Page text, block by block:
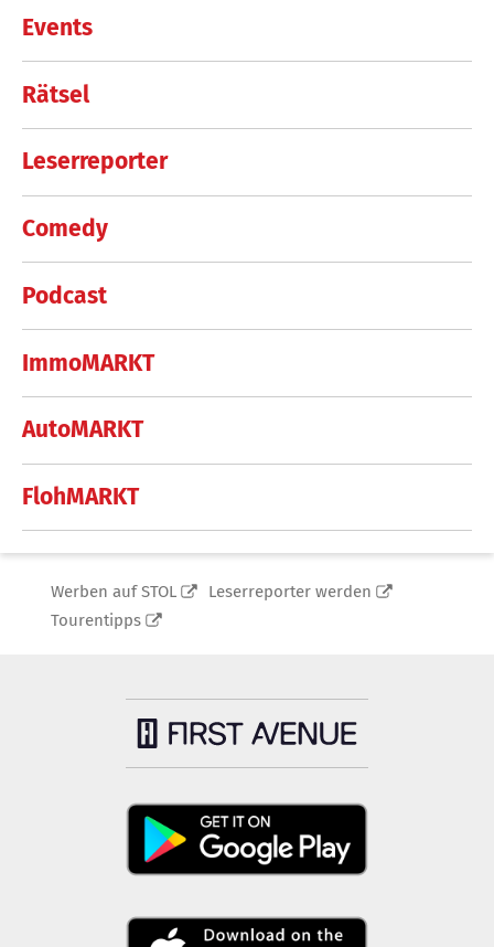
Events
Rätsel
Leserreporter
Comedy
Podcast
ImmoMARKT
AutoMARKT
FlohMARKT
Werben auf STOL
Leserreporter werden
Tourentipps